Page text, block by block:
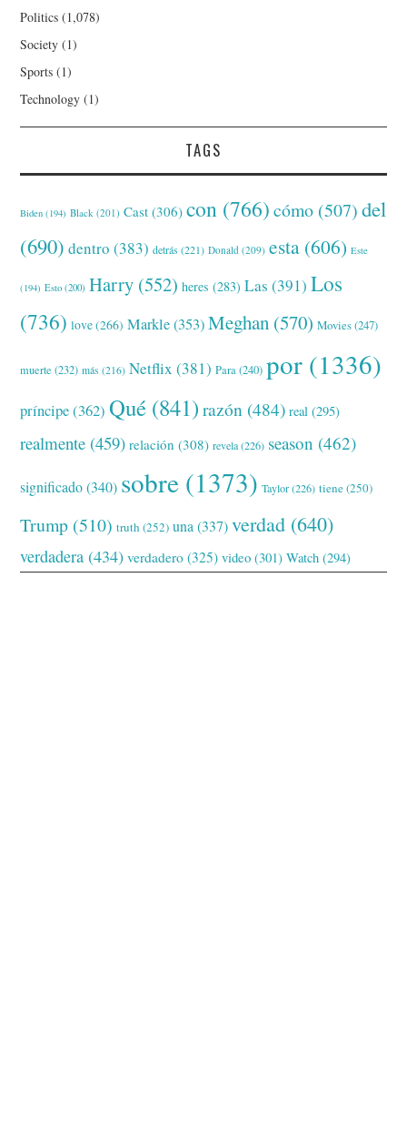
Politics (1,078)
Society (1)
Sports (1)
Technology (1)
TAGS
Biden (194) Black (201) Cast (306) con (766) cómo (507) del
(690) dentro (383) detrás (221) Donald (209) esta (606) Este
(194) Esto (200) Harry (552) heres (283) Las (391) Los
(736) love(266) Markle(353) Meghan (570) Movies(247)
muerte (232) más (216) Netflix (381) Para(240) por (1336)
príncipe(362) Qué (841) razón (484) real (295)
realmente (459) relación (308) revela(226) season (462)
significado(340) sobre (1373) Taylor(226) tiene(250)
Trump (510) truth (252) una (337) verdad (640)
verdadera (434) verdadero (325) video (301) Watch (294)